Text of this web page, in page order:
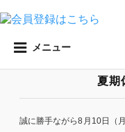
メニュー
夏期
誠に勝手ながら8月10日（